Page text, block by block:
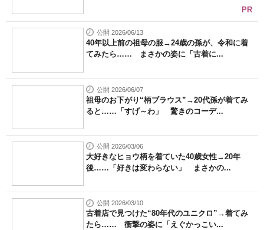
PR
公開 2026/06/13
40年以上前の祖母の服→24歳の孫が、令和に着
てみたら…… まさかの姿に「古着に...
公開 2026/06/07
祖母のお下がり“柄ブラウス”→20代孫が着てみ
ると……「すげ～わ」 驚きのコーデ...
公開 2026/03/06
大好きなヒョウ柄を着ていた40歳女性→20年
後……「好きは変わらない」 まさかの...
公開 2026/03/10
古着店で見つけた“80年代のユニクロ”→着てみ
たら…… 衝撃の姿に「えぐかっこい...